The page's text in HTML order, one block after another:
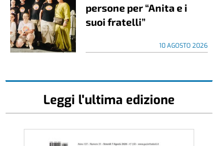
persone per “Anita e i
suoi fratelli”
10 AGOSTO 2026
Leggi l'ultima edizione